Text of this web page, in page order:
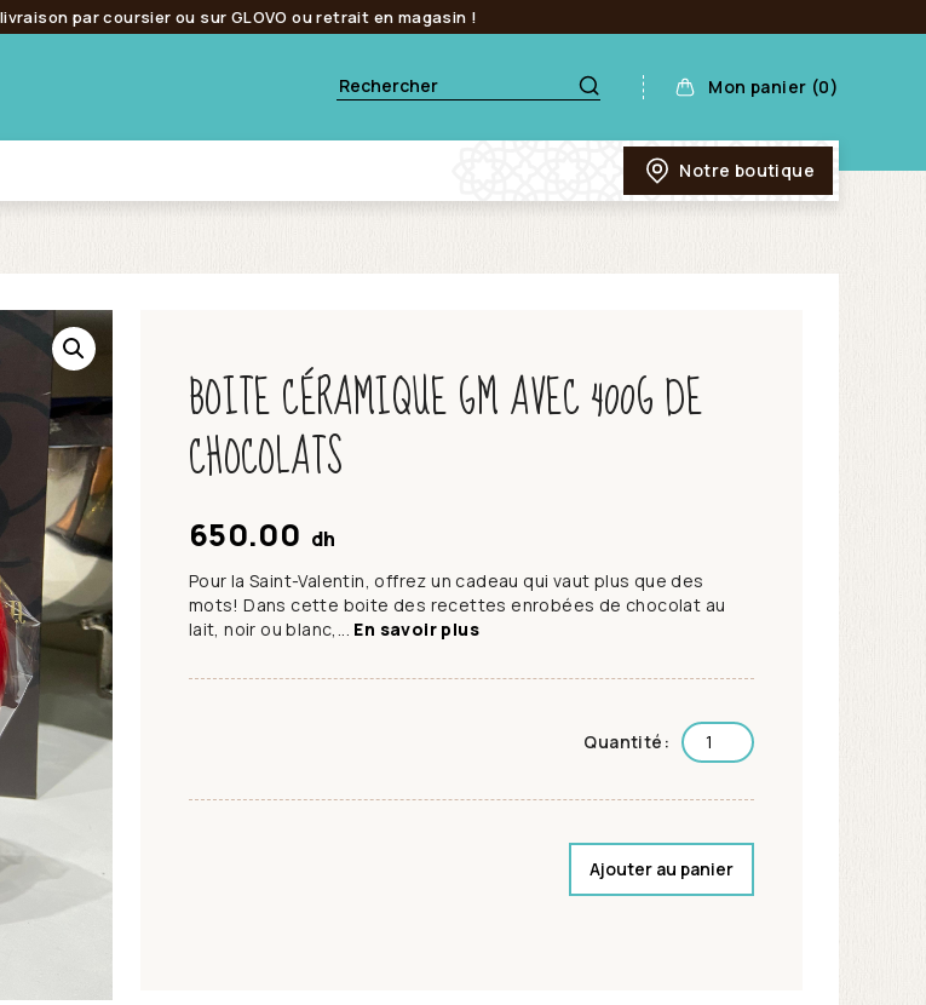
par coursier ou sur GLOVO ou retrait en magasin !
Mon panier (0)
Notre boutique
BOITE CÉRAMIQUE GM AVEC 400G DE
CHOCOLATS
650.00 dh
Pour la Saint-Valentin, offrez un cadeau qui vaut plus que des
mots! Dans cette boite des recettes enrobées de chocolat au
lait, noir ou blanc,... En savoir plus
Quantité:
Ajouter au panier